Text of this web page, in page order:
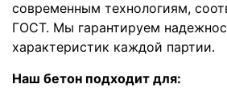
современным технологиям,
ГОСТ. Мы гарантируем
характеристик каждой партии.
Наш бетон подходит для: